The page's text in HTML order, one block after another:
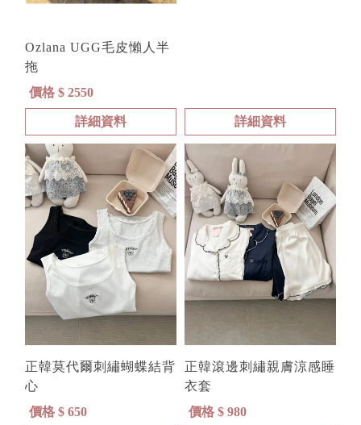
Ozlana UGG毛皮懶人半
拖
價格 $ 2550
詳細資料 詳細資料
正韓莫代爾刺繡蝴蝶結背
心
價格 $ 650
正韓滾邊刺繡親膚涼感睡
衣套
價格 $ 980